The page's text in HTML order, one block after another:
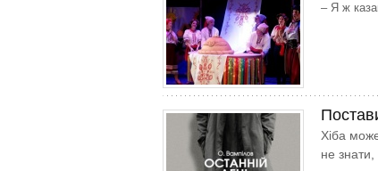
– Я ж
Хіба
не знати,